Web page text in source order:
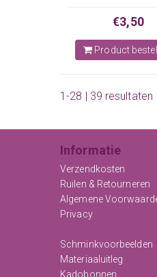
€3,50
Product
1-28 | 39 resultaten
Informatie
Verzendkosten
Ruilen & Retourneren
Algemene
Privacy
Schminkvoorbeelden
Materiaaluitleg
Kadobonnen